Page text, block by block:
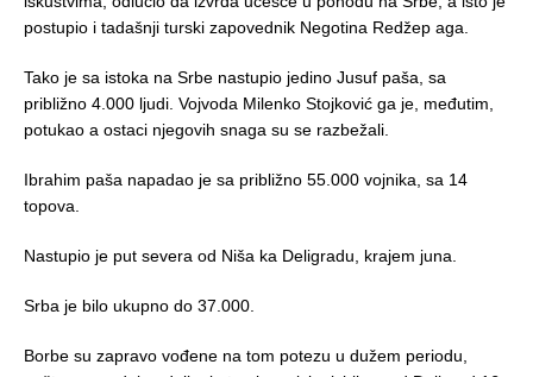
postupio i tadašnji turski zapovednik Negotina Redžep aga.
Tako je sa istoka na Srbe nastupio jedino Jusuf paša, sa
približno 4.000 ljudi. Vojvoda Milenko Stojković ga je, međutim,
potukao a ostaci njegovih snaga su se razbežali.
Ibrahim paša napadao je sa približno 55.000 vojnika, sa 14
topova.
Nastupio je put severa od Niša ka Deligradu, krajem juna.
Srba je bilo ukupno do 37.000.
Borbe su zapravo vođene na tom potezu u dužem periodu,